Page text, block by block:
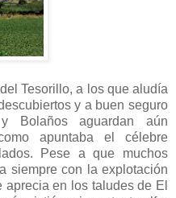
Tesorillo, a los que aludía
y a buen seguro
aguardan aún
apuntaba el célebre
Pese a que muchos
siempre con la explotación
en los taludes de El